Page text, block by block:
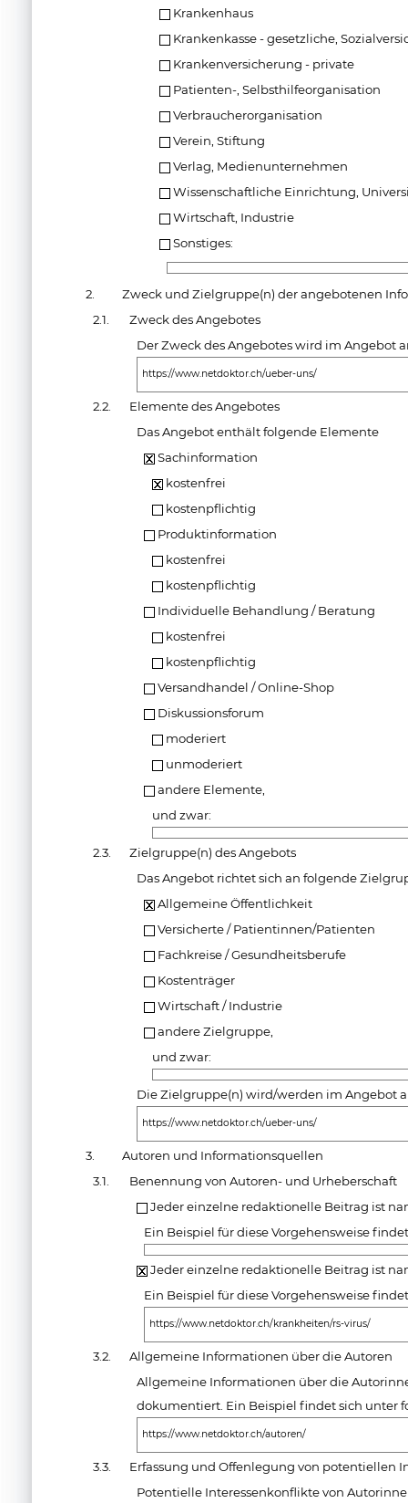
Krankenhaus
Krankenkasse - gesetzliche,
Krankenversicherung - private
Patienten-, Selbsthilfeorganisation
Verbraucherorganisation
Verein, Stiftung
Verlag, Medienunternehmen
Wissenschaftliche Einrichtung,
Wirtschaft, Industrie
Sonstiges:
2.
Zweck und Zielgruppe(n) der angebotenen
2.1.
Zweck des Angebotes
Der Zweck des Angebotes wird im Angebot
https://www.netdoktor.ch/ueber-uns/
2.2.
Elemente des Angebotes
Das Angebot enthält folgende Elemente
Sachinformation
kostenfrei
kostenpflichtig
Produktinformation
kostenfrei
kostenpflichtig
Individuelle Behandlung / Beratung
kostenfrei
kostenpflichtig
Versandhandel / Online-Shop
Diskussionsforum
moderiert
unmoderiert
andere Elemente,
und zwar:
2.3.
Zielgruppe(n) des Angebots
Das Angebot richtet sich an folgende
Allgemeine Öffentlichkeit
Versicherte / Patientinnen/Patienten
Fachkreise / Gesundheitsberufe
Kostenträger
Wirtschaft / Industrie
andere Zielgruppe,
und zwar:
Die Zielgruppe(n) wird/werden im Angebot
https://www.netdoktor.ch/ueber-uns/
3.
Autoren und Informationsquellen
3.1.
Benennung von Autoren- und Urheberschaft
Jeder einzelne redaktionelle Beitrag ist
Ein Beispiel für diese Vorgehensweise
Jeder einzelne redaktionelle Beitrag ist
Ein Beispiel für diese Vorgehensweise
https://www.netdoktor.ch/krankheiten/rs-virus/
3.2.
Allgemeine Informationen über die Autoren
Allgemeine Informationen über die
dokumentiert. Ein Beispiel findet sich unter
https://www.netdoktor.ch/autoren/
3.3.
Erfassung und Offenlegung von potentiellen
Potentielle Interessenkonflikte von